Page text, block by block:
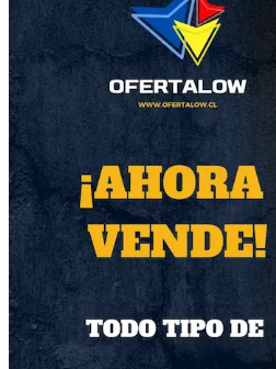
Collar Karol G
$25.000
Región Metropolitana
Producto Nuevo
43